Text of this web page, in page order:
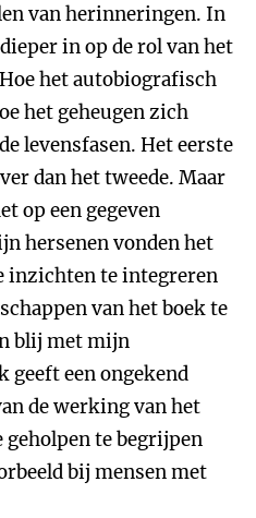
van herinneringen. In
in op de rol van het
het autobiografisch
het geheugen zich
levensfasen. Het eerste
dan het tweede. Maar
op een gegeven
hersenen vonden het
inzichten te integreren
van het boek te
blij met mijn
geeft een ongekend
de werking van het
geholpen te begrijpen
bij mensen met